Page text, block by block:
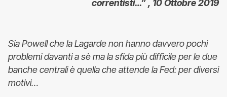
correntisti…” , 10 Ottobre 2019
Sia Powell che la Lagarde non hanno davvero pochi
problemi davanti a sè ma la sfida più difficile per le due
banche centrali è quella che attende la Fed: per diversi
motivi…